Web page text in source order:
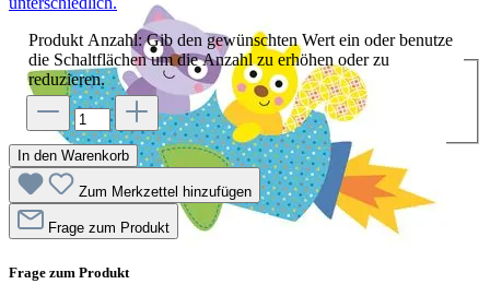
Produkt Anzahl: Gib den gewünschten Wert ein oder benutze
die Schaltflächen um die Anzahl zu erhöhen oder zu
reduzieren.
In den Warenkorb
Zum Merkzettel hinzufügen
Frage zum Produkt
Frage zum Produkt